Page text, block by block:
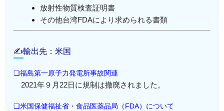
放射性物質検査証明書
その他台湾FDAにより求められる書類
✍輸出先：米国
❏福島第一原子力発電所事故関連
2021年９月22日に規制は撤廃されました。
❏米国保健福祉省・食品医薬品局（FDA）について